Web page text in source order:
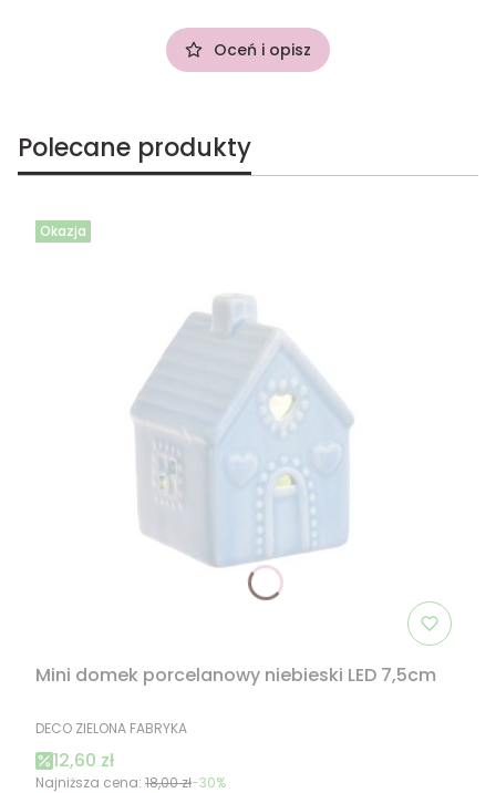
Oceń i opisz
Polecane produkty
Okazja
Mini domek porcelanowy niebieski LED 7,5cm
PRODUCENT
DECO ZIELONA FABRYKA
Cena promocyjna
12,60 zł
Najniższa cena: 18,00 zł-30%